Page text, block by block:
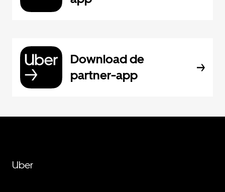
Download de
partner-app
Uber